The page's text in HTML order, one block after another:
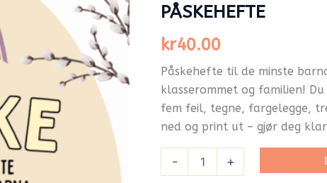
PÅSKEHEFTE
kr40.00
Påskehefte til de minste
klasserommet og familien!
fem feil, tegne, fargelegge,
ned og print ut – gjør deg
- +